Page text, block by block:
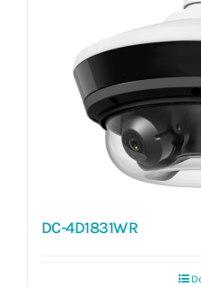
DC-4D1831WR